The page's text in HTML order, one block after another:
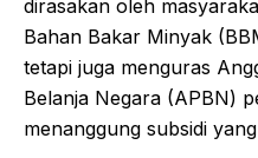
dirasakan oleh
Bahan Bakar Minyak
tetapi juga menguras
Belanja Negara (APBN)
menanggung subsidi